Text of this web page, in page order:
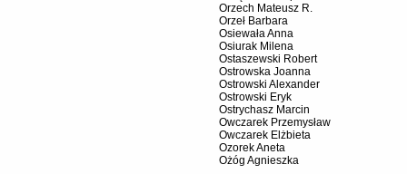
Orzech Mateusz R.
Orzeł Barbara
Osiewała Anna
Osiurak Milena
Ostaszewski Robert
Ostrowska Joanna
Ostrowski Alexander
Ostrowski Eryk
Ostrychasz Marcin
Owczarek Przemysław
Owczarek Elżbieta
Ozorek Aneta
Ożóg Agnieszka